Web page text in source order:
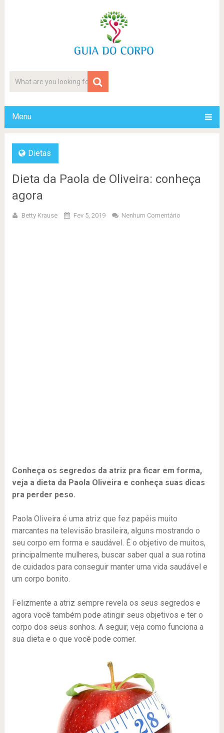
Menu
Dietas
Dieta da Paola de Oliveira: conheça
agora
Betty Krause Fev 5, 2019 Nenhum Comentário
Conheça os segredos da atriz pra ficar em forma,
veja a dieta da Paola Oliveira e conheça suas dicas
pra perder peso.
Paola Oliveira é uma atriz que fez papéis muito
marcantes na televisão brasileira, alguns mostrando o
seu corpo em forma e saudável. É o objetivo de muitos,
principalmente mulheres, buscar saber qual a sua rotina
de cuidados para conseguir manter uma vida saudável e
um corpo bonito.
Felizmente a atriz sempre revela os seus segredos e
agora você também pode atingir seus objetivos e ter o
corpo dos seus sonhos. A seguir, veja como funciona a
sua dieta e o que você pode comer.